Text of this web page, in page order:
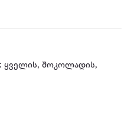
ყველის, შოკოლადის,